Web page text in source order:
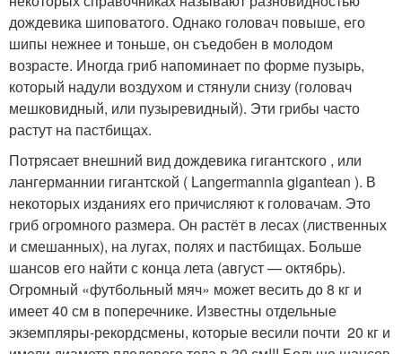
дождевика шиповатого. Однако головач повыше, его
шипы нежнее и тоньше, он съедобен в молодом
возрасте. Иногда гриб напоминает по форме пузырь,
который надули воздухом и стянули снизу (головач
мешковидный, или пузыревидный). Эти грибы часто
растут на пастбищах.
Потрясает внешний вид дождевика гигантского , или
лангерманнии гигантской ( Langermannia gigantean ). В
некоторых изданиях его причисляют к головачам. Это
гриб огромного размера. Он растёт в лесах (лиственных
и смешанных), на лугах, полях и пастбищах. Больше
шансов его найти с конца лета (август — октябрь).
Огромный «футбольный мяч» может весить до 8 кг и
имеет 40 см в поперечнике. Известны отдельные
экземпляры-рекордсмены, которые весили почти 20 кг и